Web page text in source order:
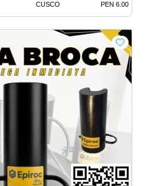
CUSCO PEN 6.00